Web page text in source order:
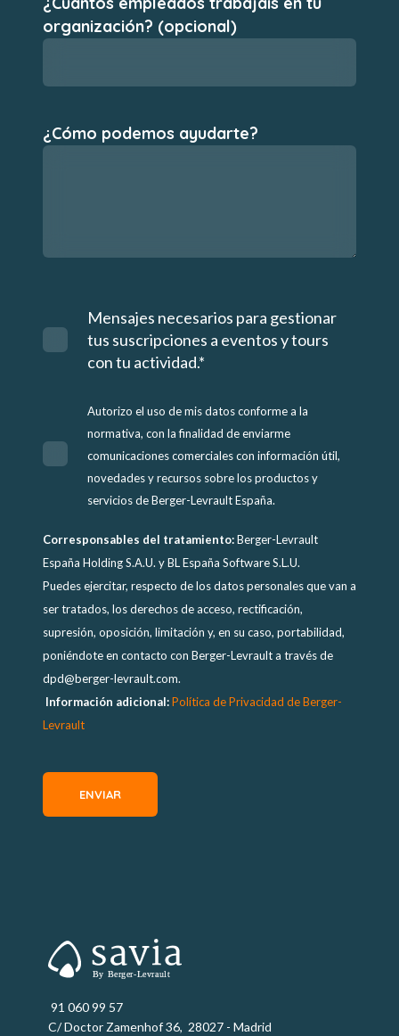
organización? (opcional)
¿Cómo podemos ayudarte?
Mensajes necesarios para gestionar
tus suscripciones a eventos y tours
con tu actividad.*
Autorizo el uso de mis datos conforme a la
normativa, con la finalidad de enviarme
comunicaciones comerciales con información útil,
novedades y recursos sobre los productos y
servicios de Berger-Levrault España.
Corresponsables del tratamiento:Berger-Levrault
España Holding S.A.U. y BL España Software S.L.U.
Puedes ejercitar, respecto de los datos personales que van a
ser tratados, los derechos de acceso, rectificación,
supresión, oposición, limitación y, en su caso, portabilidad,
poniéndote en contacto con Berger-Levrault a través de
dpd@berger-levrault.com.
Información adicional:Política de Privacidad de Berger-
Levrault
91 060 99 57
C/ Doctor Zamenhof 36, 28027 - Madrid